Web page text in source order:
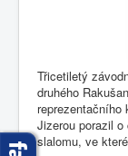
Třicetiletý
druhého
reprezentačního
Jizerou porazil
slalomu, ve